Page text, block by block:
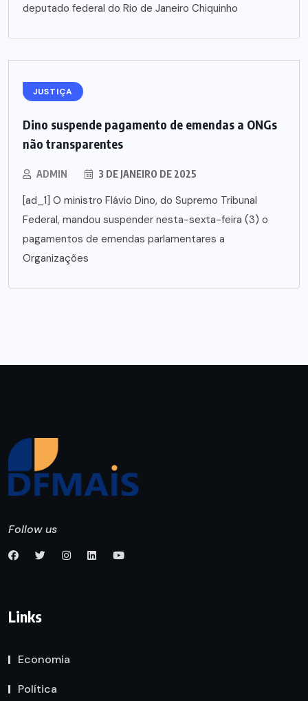
deputado federal do Rio de Janeiro Chiquinho
JUSTIÇA
Dino suspende pagamento de emendas a ONGs
não transparentes
ADMIN 3 DE JANEIRO DE 2025
[ad_1] O ministro Flávio Dino, do Supremo Tribunal
Federal, mandou suspender nesta-sexta-feira (3) o
pagamentos de emendas parlamentares a
Organizações
Follow us
Links
Economia
Política